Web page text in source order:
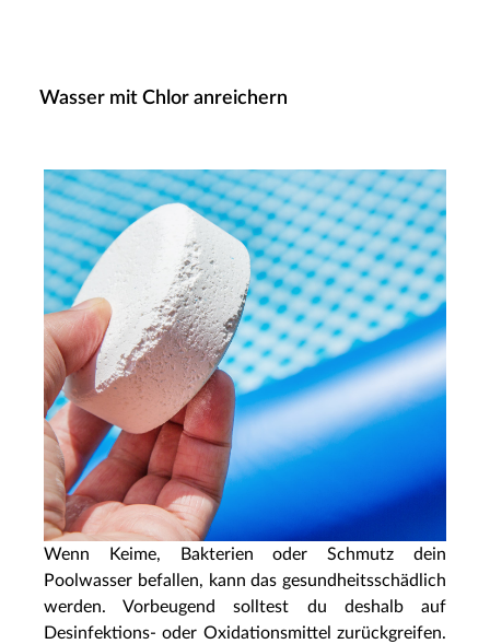
Wasser mit Chlor anreichern
Wenn Keime, Bakterien oder Schmutz dein
Poolwasser befallen, kann das gesundheitsschädlich
werden. Vorbeugend solltest du deshalb auf
Desinfektions- oder Oxidationsmittel zurückgreifen.